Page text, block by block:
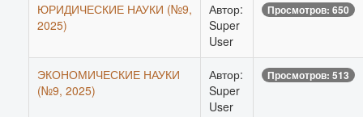
ЮРИДИЧЕСКИЕ НАУКИ (№9,
2025)
Автор:
Super
User
Просмотров: 650
ЭКОНОМИЧЕСКИЕ НАУКИ
(№9, 2025)
Автор:
Super
User
Просмотров: 513